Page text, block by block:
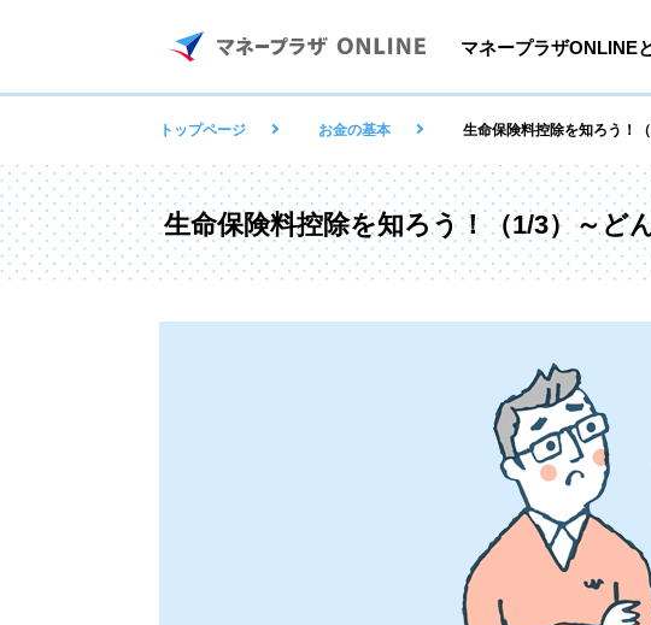
マネープラザONLINE
トップページ お金の基本 生命保険料控除を知ろう！
生命保険料控除を知ろう！（1/3）～ど